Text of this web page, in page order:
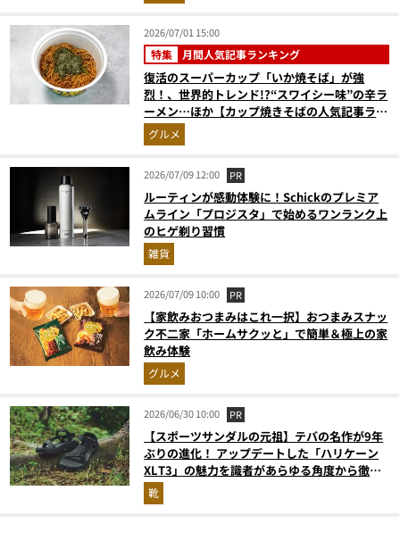
2026/07/01 15:00
特集 月間人気記事ランキング
復活のスーパーカップ「いか焼そば」が強
烈！、世界的トレンド!?“スワイシー味”の辛ラ
ーメン…ほか【カップ焼きそばの人気記事ラン
キングベスト3】（2026年5月版）
グルメ
2026/07/09 12:00 PR
ルーティンが感動体験に！Schickのプレミア
ムライン「プロジスタ」で始めるワンランク上
のヒゲ剃り習慣
雑貨
2026/07/09 10:00 PR
【家飲みおつまみはこれ一択】おつまみスナッ
ク不二家「ホームサクッと」で簡単＆極上の家
飲み体験
グルメ
2026/06/30 10:00 PR
【スポーツサンダルの元祖】テバの名作が9年
ぶりの進化！ アップデートした「ハリケーン
XLT3」の魅力を識者があらゆる角度から徹底
解説！
靴